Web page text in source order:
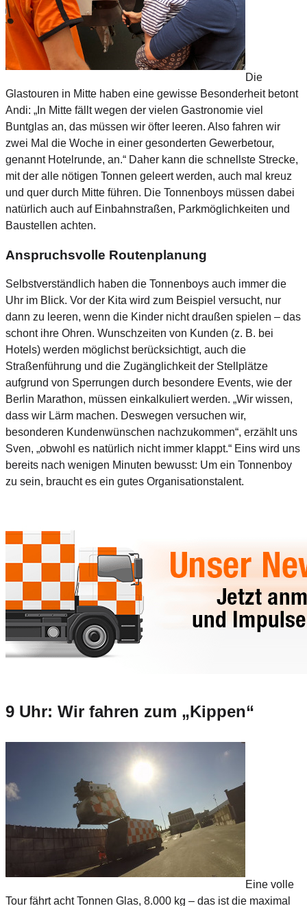
Die
Glastouren in Mitte haben eine gewisse Besonderheit betont
Andi: „In Mitte fällt wegen der vielen Gastronomie viel
Buntglas an, das müssen wir öfter leeren. Also fahren wir
zwei Mal die Woche in einer gesonderten Gewerbetour,
genannt Hotelrunde, an.“ Daher kann die schnellste Strecke,
mit der alle nötigen Tonnen geleert werden, auch mal kreuz
und quer durch Mitte führen. Die Tonnenboys müssen dabei
natürlich auch auf Einbahnstraßen, Parkmöglichkeiten und
Baustellen achten.
Anspruchsvolle Routenplanung
Selbstverständlich haben die Tonnenboys auch immer die
Uhr im Blick. Vor der Kita wird zum Beispiel versucht, nur
dann zu leeren, wenn die Kinder nicht draußen spielen – das
schont ihre Ohren. Wunschzeiten von Kunden (z. B. bei
Hotels) werden möglichst berücksichtigt, auch die
Straßenführung und die Zugänglichkeit der Stellplätze
aufgrund von Sperrungen durch besondere Events, wie der
Berlin Marathon, müssen einkalkuliert werden. „Wir wissen,
dass wir Lärm machen. Deswegen versuchen wir,
besonderen Kundenwünschen nachzukommen“, erzählt uns
Sven, „obwohl es natürlich nicht immer klappt.“ Eins wird uns
bereits nach wenigen Minuten bewusst: Um ein Tonnenboy
zu sein, braucht es ein gutes Organisationstalent.
9 Uhr: Wir fahren zum „Kippen“
Eine volle
Tour fährt acht Tonnen Glas, 8.000 kg – das ist die maximal